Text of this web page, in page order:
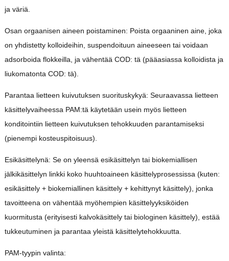
ja väriä.
Osan orgaanisen aineen poistaminen: Poista orgaaninen aine, joka
on yhdistetty kolloideihin, suspendoituun aineeseen tai voidaan
adsorboida flokkeilla, ja vähentää COD: tä (pääasiassa kolloidista ja
liukomatonta COD: tä).
Parantaa lietteen kuivutuksen suorituskykyä: Seuraavassa lietteen
käsittelyvaiheessa PAM:tä käytetään usein myös lietteen
konditointiin lietteen kuivutuksen tehokkuuden parantamiseksi
(pienempi kosteuspitoisuus).
Esikäsittelynä: Se on yleensä esikäsittelyn tai biokemiallisen
jälkikäsittelyn linkki koko huuhtoaineen käsittelyprosessissa (kuten:
esikäsittely + biokemiallinen käsittely + kehittynyt käsittely), jonka
tavoitteena on vähentää myöhempien käsittelyyksiköiden
kuormitusta (erityisesti kalvokäsittely tai biologinen käsittely), estää
tukkeutuminen ja parantaa yleistä käsittelytehokkuutta.
PAM-tyypin valinta: